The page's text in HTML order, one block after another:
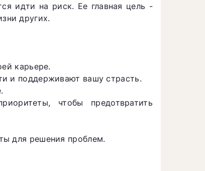
идти на риск. Ее главная цель -
других.
карьере.
и поддерживают вашу страсть.
чтобы предотвратить
для решения проблем.